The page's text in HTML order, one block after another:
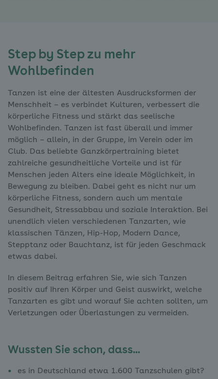
Step by Step zu mehr
Wohlbefinden
Tanzen ist eine der ältesten Ausdrucksformen der
Menschheit – es verbindet Kulturen, verbessert die
körperliche Fitness und stärkt das seelische
Wohlbefinden. Tanzen ist fast überall und immer
möglich – allein, in der Gruppe, im Verein oder im
Club. Das beliebte Ganzkörpertraining bietet
zahlreiche gesundheitliche Vorteile und ist für
Menschen jeden Alters eine ideale Möglichkeit, in
Bewegung zu bleiben. Dabei geht es nicht nur um
körperliche Fitness, sondern auch um mentale
Gesundheit, Stressabbau und soziale Interaktion. Bei
unendlich vielen verschiedenen Tanzarten, wie
klassischen Tänzen, Hip-Hop, Modern Dance,
Stepptanz oder Bauchtanz, ist für jeden Geschmack
etwas dabei.
In diesem Beitrag erfahren Sie, wie sich Tanzen
positiv auf Ihren Körper und Geist auswirkt, welche
Tanzarten es gibt und worauf Sie achten sollten, um
Verletzungen oder Überlastungen zu vermeiden.
Wussten Sie schon, dass...
es in Deutschland etwa 1.600 Tanzschulen gibt?